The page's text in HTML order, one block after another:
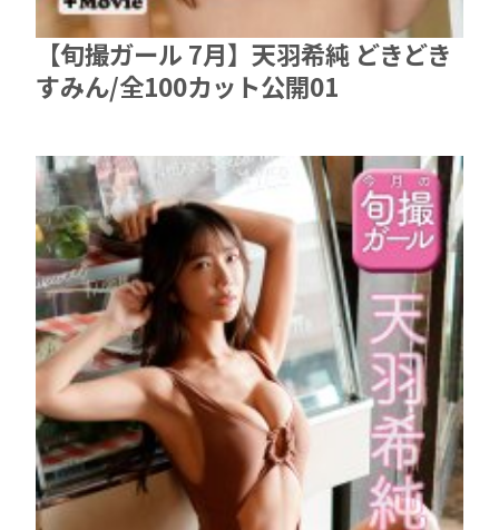
【旬撮ガール 7月】天羽希純 どきどき
すみん/全100カット公開01